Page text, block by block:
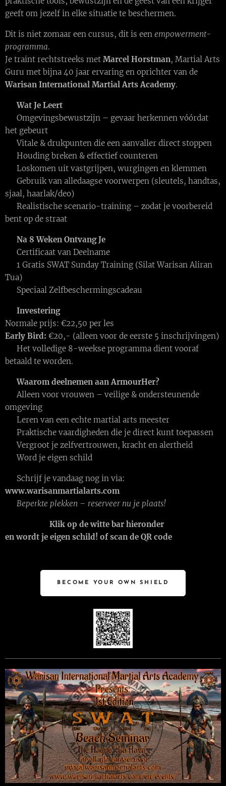
geeft om jezelf in elke situatie te beschermen.
Dit is niet zomaar een cursus, dit is een empowerment-
programma.
Je traint rechtstreeks met Marcel Horstman, Martial Arts
Guru met bijna 40 jaar ervaring en oprichter van de
Warisan International Martial Arts Academy.
🗓️Wat Je Leert
✔ Omgevingsbewustzijn – gevaar herkennen vóórdat
het gebeurt
✔ Vitale & drukpunten die een aanvaller direct stoppen
✔ Houding breken & effectief counteren
✔ Loskomen uit vastgrijpen, wurgingen en klemmen
✔ Gebruik van alledaagse voorwerpen (sleutels, handtas,
sjaal, haarlak/deo)
✔ Realistische scenario-training – zodat je voorbereid
bent op de straat
Na 8 Weken Ontvang Je
🏅 Certificaat van Deelname
🥋 1 Gratis SWAT Sunday Training (Silat Warisan Aliran
Tua)
🎁 Speciaal Zelfbeschermingscadeau
Investering
Normale prijs: €22,50 per les
Early Bird: €20,- (alleen voor de eerste 5 inschrijvingen)
👉 Het volledige 8-weekse programma dient vooraf
betaald te worden.
✨Waarom deelnemen aan ArmourHer?
✅ Alleen voor vrouwen – veilige & ondersteunende
omgeving
✅ Leren van een echte martial arts meester
✅ Praktische vaardigheden die je direct kunt toepassen
✅ Vergroot je zelfvertrouwen, kracht en alertheid
✅ Word je eigen schild
🌍 Schrijf je vandaag nog in via:
www.warisanmartialarts.com
Beperkte plekken – reserveer nu je plaats!
Klik op de witte bar hieronder 👇👇👇👇👇
en wordt je eigen schild! of scan de QR code
BECOME YOUR OWN SHIELD